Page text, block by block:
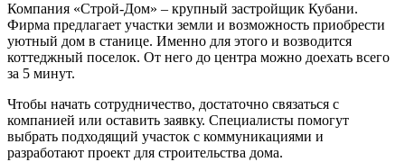
Компания «Строй-Дом» – крупный застройщик Кубани.
Фирма предлагает участки земли и возможность приобрести
уютный дом в станице. Именно для этого и возводится
коттеджный поселок. От него до центра можно доехать всего
за 5 минут.
Чтобы начать сотрудничество, достаточно связаться с
компанией или оставить заявку. Специалисты помогут
выбрать подходящий участок с коммуникациями и
разработают проект для строительства дома.